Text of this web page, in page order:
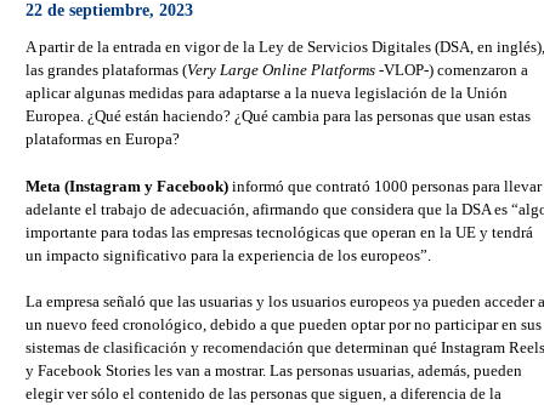
22 de septiembre, 2023
A partir de la entrada en vigor de la Ley de Servicios Digitales (DSA, en inglés),
las grandes plataformas (Very Large Online Platforms -VLOP-) comenzaron a
aplicar algunas medidas para adaptarse a la nueva legislación de la Unión
Europea. ¿Qué están haciendo? ¿Qué cambia para las personas que usan estas
plataformas en Europa?
Meta (Instagram y Facebook) informó que contrató 1000 personas para llevar
adelante el trabajo de adecuación, afirmando que considera que la DSA es
importante para todas las empresas tecnológicas que operan en la UE y tendrá
un impacto significativo para la experiencia de los europeos”.
La empresa señaló que las usuarias y los usuarios europeos ya pueden acceder a
un nuevo feed cronológico, debido a que pueden optar por no participar en sus
sistemas de clasificación y recomendación que determinan qué Instagram Reels
y Facebook Stories les van a mostrar. Las personas usuarias, además, pueden
elegir ver sólo el contenido de las personas que siguen, a diferencia de la